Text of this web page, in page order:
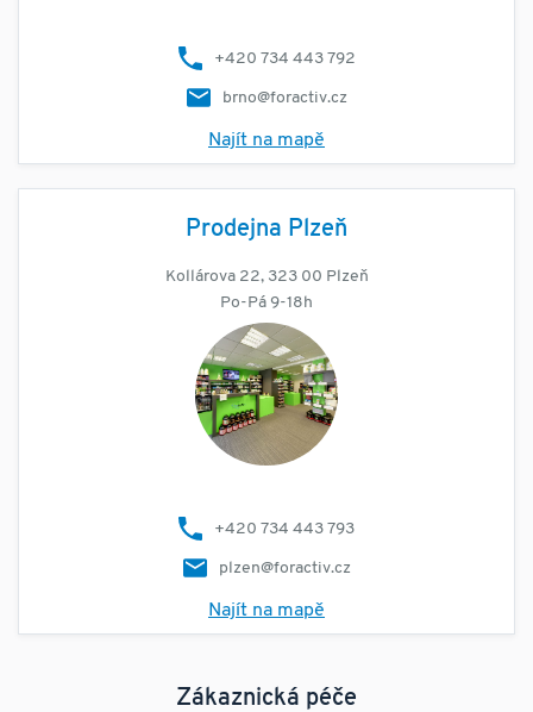
+420 734 443 792
brno@foractiv.cz
Najít na mapě
Prodejna Plzeň
Kollárova 22, 323 00 Plzeň
Po-Pá 9-18h
+420 734 443 793
plzen@foractiv.cz
Najít na mapě
Zákaznická péče